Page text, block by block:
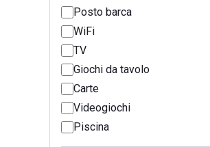
Posto barca
WiFi
TV
Giochi da tavolo
Carte
Videogiochi
Piscina